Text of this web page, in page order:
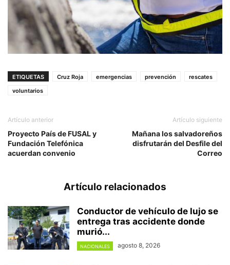
ETIQUETAS Cruz Roja emergencias prevención
rescates
voluntarios
Artículo anterior
Proyecto País de FUSAL y
Fundación Telefónica
acuerdan convenio
Artículo siguiente
Mañana los salvadoreños
disfrutarán del Desfile del
Correo
Artículo relacionados
Conductor de vehículo de lujo se
entrega tras accidente donde
murió...
NACIONALES agosto 8, 2026